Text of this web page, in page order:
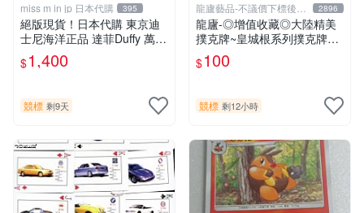
miss m in jp 日本代購 395
絕版現貨！日本代購 東京迪
士尼海洋正品 達菲Duffy 萬聖
節限定抱枕
$1,400
競標 剩9天
龍廬藝品-不議價下標後請
告知
2896
龍廬-◎增值收藏◎大陸精美
撲克牌~皇城根系列撲克牌58
-紅色歷程之2紅色經典21圖
案均不同
$100
競標 剩12小時